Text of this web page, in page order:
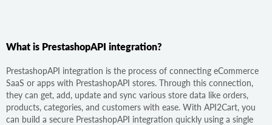
What is PrestashopAPI integration?
PrestashopAPI integration is the process of connecting eCommerce
SaaS or apps with PrestashopAPI stores. Through this connection,
they can get, add, update and sync various store data like orders,
products, categories, and customers with ease. With API2Cart, you
can build a secure PrestashopAPI integration quickly using a single